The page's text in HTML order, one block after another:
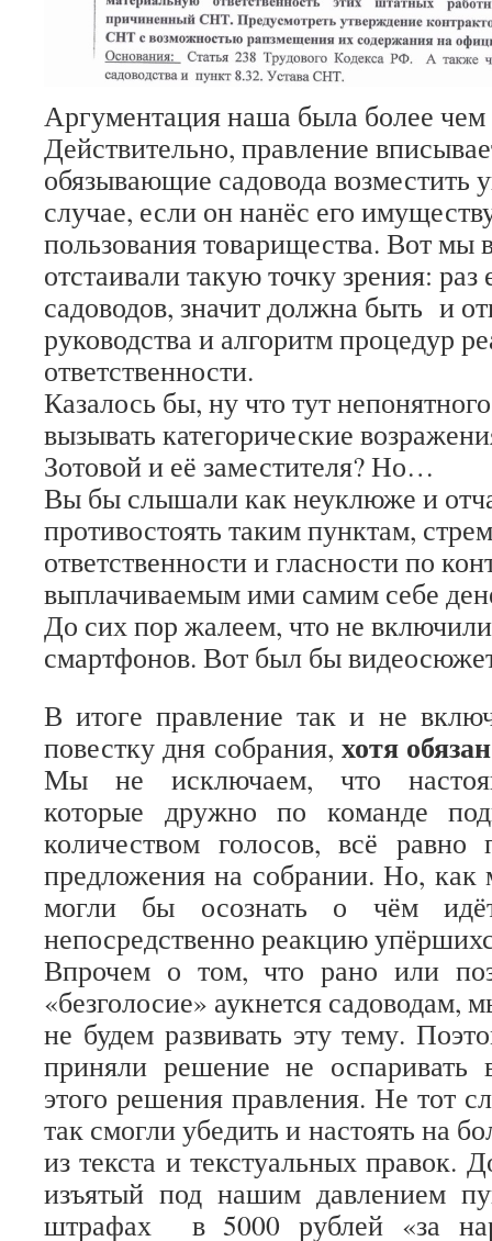
Аргументация наша была более чем
Действительно, правление
обязывающие садовода
случае, если он нанёс его
пользования товарищества. Вот мы
отстаивали такую точку зрения: раз
садоводов, значит должна быть и
руководства и алгоритм процедур
ответственности.
Казалось бы, ну что тут
вызывать категорические
Зотовой и её заместителя? Но…
Вы бы слышали как неуклюже и
противостоять таким пунктам,
ответственности и гласности по
выплачиваемым ими самим себе
До сих пор жалеем, что не
смартфонов. Вот был бы
В итоге правление так и не
повестку дня собрания, хотя
Мы не исключаем, что
которые дружно по команде
количеством голосов, всё
предложения на собрании. Но, как
могли бы осознать о чём
непосредственно реакцию
Впрочем о том, что рано или
«безголосие» аукнется садоводам,
не будем развивать эту тему.
приняли решение не оспаривать
этого решения правления. Не тот
так смогли убедить и настоять на
из текста и текстуальных правок.
изъятый под нашим давлением
штрафах в 5000 рублей «за